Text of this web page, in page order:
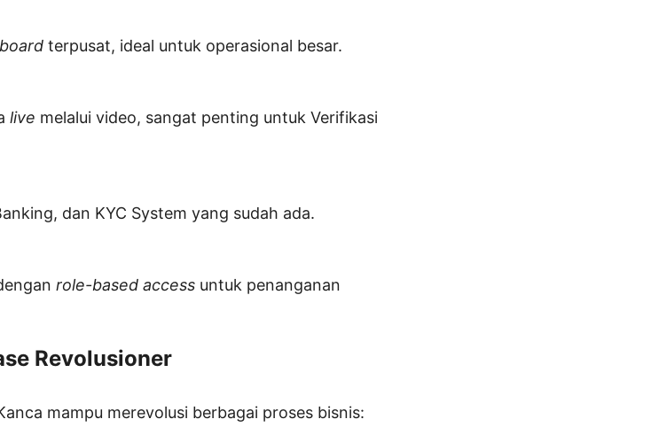
terpusat, ideal untuk operasional besar.
live melalui video, sangat penting untuk Verifikasi
dan KYC System yang sudah ada.
role-based access untuk penanganan
Revolusioner
mampu merevolusi berbagai proses bisnis: